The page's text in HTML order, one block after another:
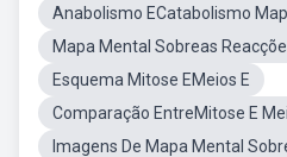
Anabolismo ECatabolismo
Mapa Mental Sobreas
Esquema Mitose EMeios E
Comparação EntreMitose E
Imagens De Mapa Mental